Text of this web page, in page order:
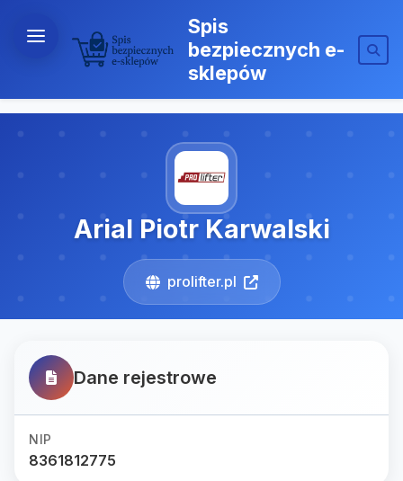
Spis
bezpiecznych e-
sklepów
Arial Piotr Karwalski
prolifter.pl
Dane rejestrowe
NIP
8361812775